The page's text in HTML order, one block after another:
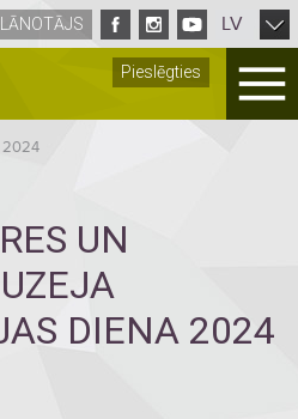
Pieslēgties
LV
2024
UN
DIENA 2024